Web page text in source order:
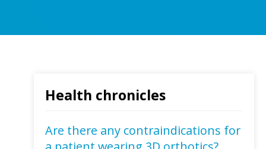
Health chronicles
Are there any contraindications for